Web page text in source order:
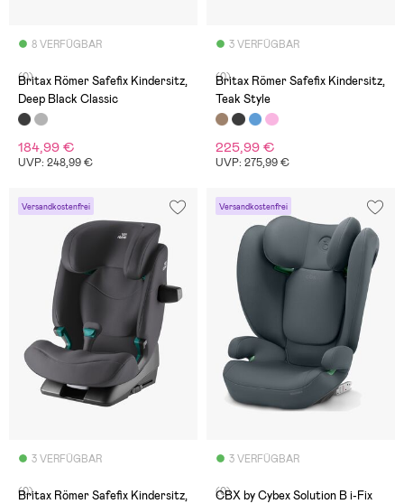
8 VERFÜGBAR
(0)
Britax Römer Safefix Kindersitz,
Deep Black Classic
184,99 €
UVP: 248,99 €
3 VERFÜGBAR
(0)
Britax Römer Safefix Kindersitz,
Teak Style
225,99 €
UVP: 275,99 €
Versandkostenfrei
3 VERFÜGBAR
(0)
Britax Römer Safefix Kindersitz,
Versandkostenfrei
3 VERFÜGBAR
(0)
CBX by Cybex Solution B i-Fix